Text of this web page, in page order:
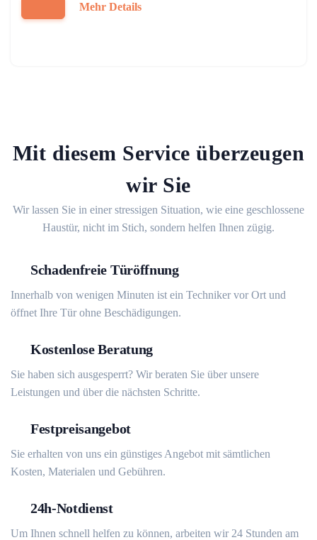
Mehr Details
Mit diesem Service überzeugen
wir Sie
Wir lassen Sie in einer stressigen Situation, wie eine geschlossene
Haustür, nicht im Stich, sondern helfen Ihnen zügig.
Schadenfreie Türöffnung
Innerhalb von wenigen Minuten ist ein Techniker vor Ort und
öffnet Ihre Tür ohne Beschädigungen.
Kostenlose Beratung
Sie haben sich ausgesperrt? Wir beraten Sie über unsere
Leistungen und über die nächsten Schritte.
Festpreisangebot
Sie erhalten von uns ein günstiges Angebot mit sämtlichen
Kosten, Materialen und Gebühren.
24h-Notdienst
Um Ihnen schnell helfen zu können, arbeiten wir 24 Stunden am